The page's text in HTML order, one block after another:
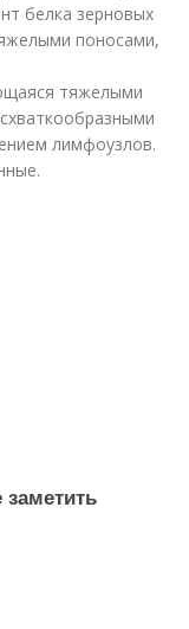
белка зерновых
поносами,
тяжелыми
лимфоузлов.